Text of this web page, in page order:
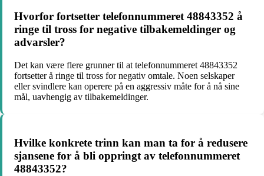
Hvorfor fortsetter telefonnummeret 48843352 å
ringe til tross for negative tilbakemeldinger og
advarsler?
Det kan være flere grunner til at telefonnummeret 48843352
fortsetter å ringe til tross for negativ omtale. Noen selskaper
eller svindlere kan operere på en aggressiv måte for å nå sine
mål, uavhengig av tilbakemeldinger.
Hvilke konkrete trinn kan man ta for å redusere
sjansene for å bli oppringt av telefonnummeret
48843352?